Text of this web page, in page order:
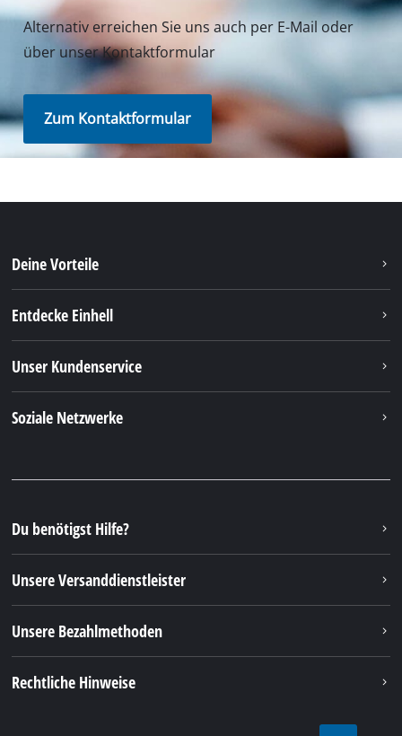
Alternativ erreichen Sie uns auch per E-Mail oder
über unser Kontaktformular
Zum Kontaktformular
Deine Vorteile
Entdecke Einhell
Unser Kundenservice
Soziale Netzwerke
Du benötigst Hilfe?
Unsere Versanddienstleister
Unsere Bezahlmethoden
Rechtliche Hinweise